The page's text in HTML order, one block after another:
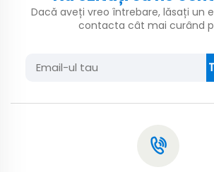
Dacă aveți vreo întrebare, lăsați un
contacta cât mai curând